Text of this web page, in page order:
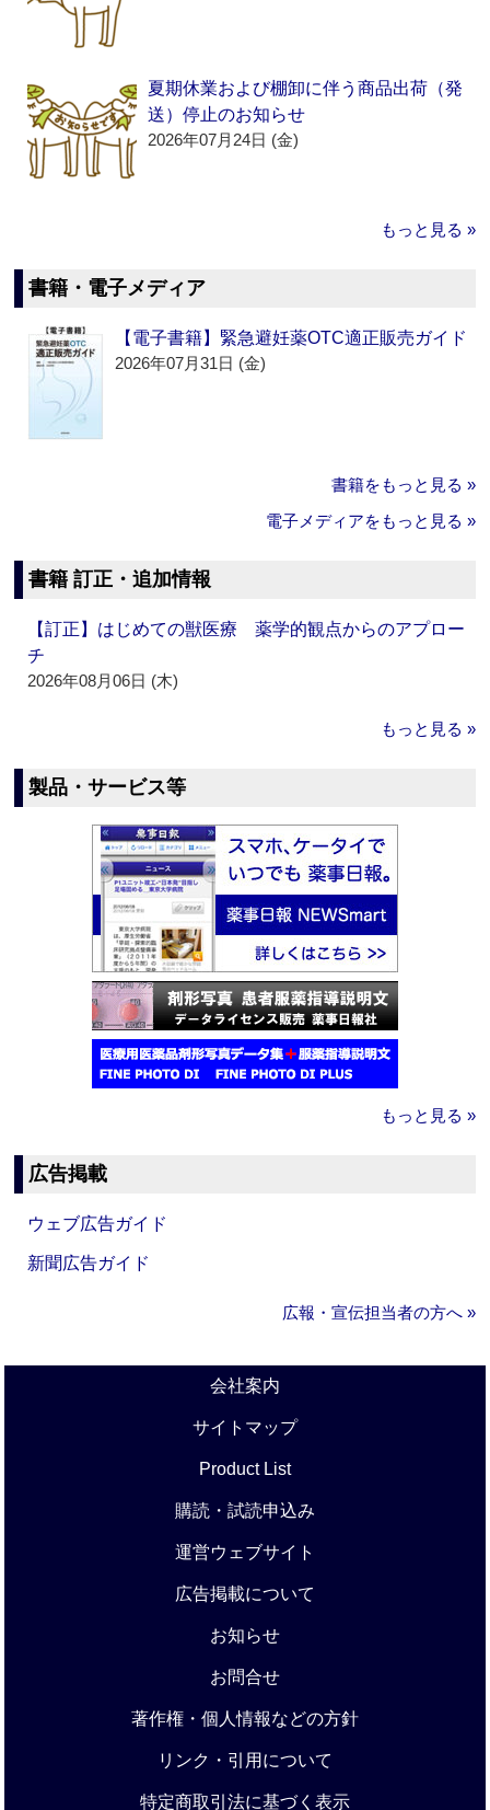
夏期休業および棚卸に伴う商品出荷（発
送）停止のお知らせ
2026年07月24日 (金)
もっと見る »
書籍・電子メディア
【電子書籍】緊急避妊薬OTC適正販売ガイド
2026年07月31日 (金)
書籍をもっと見る »
電子メディアをもっと見る »
書籍 訂正・追加情報
【訂正】はじめての獣医療 薬学的観点からのアプロー
チ
2026年08月06日 (木)
もっと見る »
製品・サービス等
もっと見る »
広告掲載
ウェブ広告ガイド
新聞広告ガイド
広報・宣伝担当者の方へ »
会社案内
サイトマップ
Product List
購読・試読申込み
運営ウェブサイト
広告掲載について
お知らせ
お問合せ
著作権・個人情報などの方針
リンク・引用について
特定商取引法に基づく表示